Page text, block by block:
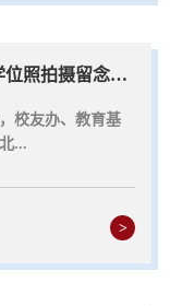
北京外国语大学2020、2022届毕业生学位照拍摄留念活动圆满举行
校友办、教育基
...
>